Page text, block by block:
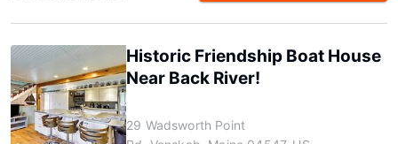
Historic Friendship Boat House
Near Back River!
29 Wadsworth Point